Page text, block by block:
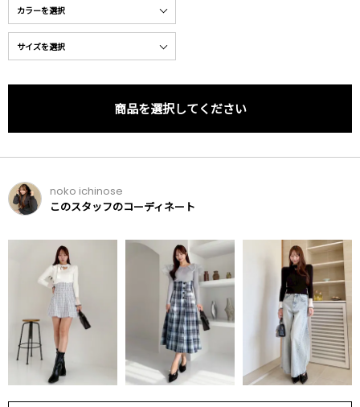
商品を選択してください
noko ichinose
このスタッフのコーディネート